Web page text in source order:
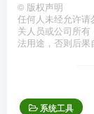
© 版权声明
任何人未经允许请
关人员或公司所
法用途，否则后果
系统工具